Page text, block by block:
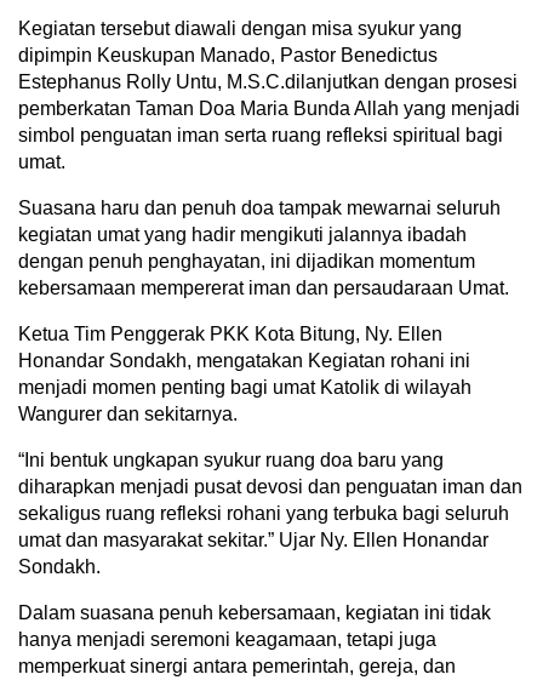
Kegiatan tersebut diawali dengan misa syukur yang
dipimpin Keuskupan Manado, Pastor Benedictus
Estephanus Rolly Untu, M.S.C.dilanjutkan dengan prosesi
pemberkatan Taman Doa Maria Bunda Allah yang menjadi
simbol penguatan iman serta ruang refleksi spiritual bagi
umat.
Suasana haru dan penuh doa tampak mewarnai seluruh
kegiatan umat yang hadir mengikuti jalannya ibadah
dengan penuh penghayatan, ini dijadikan momentum
kebersamaan mempererat iman dan persaudaraan Umat.
Ketua Tim Penggerak PKK Kota Bitung, Ny. Ellen
Honandar Sondakh, mengatakan Kegiatan rohani ini
menjadi momen penting bagi umat Katolik di wilayah
Wangurer dan sekitarnya.
“Ini bentuk ungkapan syukur ruang doa baru yang
diharapkan menjadi pusat devosi dan penguatan iman dan
sekaligus ruang refleksi rohani yang terbuka bagi seluruh
umat dan masyarakat sekitar.” Ujar Ny. Ellen Honandar
Sondakh.
Dalam suasana penuh kebersamaan, kegiatan ini tidak
hanya menjadi seremoni keagamaan, tetapi juga
memperkuat sinergi antara pemerintah, gereja, dan